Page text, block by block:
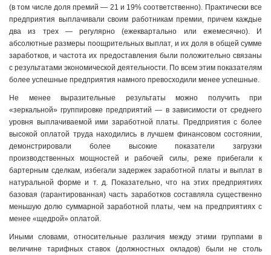
(в том числе доля премий — 21 и 19% соответственно). Практически все
предприятия выплачивали своим работникам премии, причем каждые
два из трех — регулярно (ежеквартально или ежемесячно). И
абсолютные размеры поощрительных выплат, и их доля в общей сумме
заработков, и частота их предоставления были положительно связаны
с результатами экономической деятельности. По всем этим показателям
более успешные предприятия намного превосходили менее успешные.
Не менее выразительные результаты можно получить при
«зеркальной» группировке предприятий — в зависимости от среднего
уровня выплачиваемой ими заработной платы. Предприятия с более
высокой оплатой труда находились в лучшем финансовом состоянии,
демонстрировали более высокие показатели загрузки
производственных мощностей и рабочей силы, реже прибегали к
бартерным сделкам, избегали задержек заработной платы и выплат в
натуральной форме и т. д. Показательно, что на этих предприятиях
базовая (гарантированная) часть заработков составляла существенно
меньшую долю суммарной заработной платы, чем на предприятиях с
менее «щедрой» оплатой.
Иными словами, относительные различия между этими группами в
величине тарифных ставок (должностных окладов) были не столь